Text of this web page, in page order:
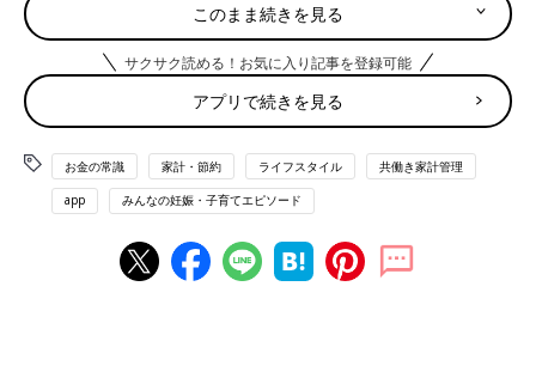
家計簿のつけ方でダントツで多かったのが「アプリ」。続いて
「手書き」、カスタマイズした「Excel」という順番になりまし
た。
まずは「家計簿をつけている」ママ＆パパのコメントを紹介しま
連携できるし、サクっと入力できる「アプリ」派が
「レシートを必ずもらって、一気にアプリに打ち込むと楽です」
このまま続きを見る
サクサク読める！お気に入り記事を登録可能
アプリで続きを見る
お金の常識 家計・節約 ライフスタイル 共働き家計管理
app みんなの妊娠・子育てエピソード